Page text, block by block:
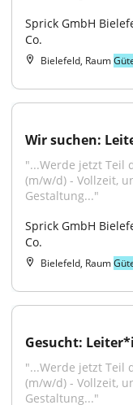
Sprick GmbH
Co.
Bielefeld, Raum
Wir suchen:
"...Werde jetzt Teil
(m/w/d) - Vollzeit,
Gestaltung..."
Sprick GmbH
Co.
Bielefeld, Raum
Gesucht:
"...Werde jetzt Teil
(m/w/d) - Vollzeit,
Gestaltung..."